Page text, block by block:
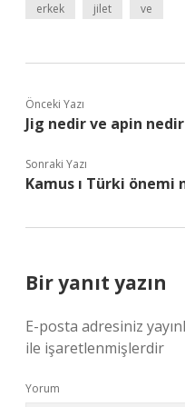
erkek jilet ve
Önceki Yazı
Jig nedir ve apin
Sonraki Yazı
Kamus ı Türki önemi
Bir yanıt yazın
E-posta adresiniz
ile işaretlenmişlerdir
Yorum